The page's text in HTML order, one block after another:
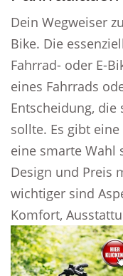
Dein Wegweiser
Bike. Die
Fahrrad- oder E-
eines Fahrrads
Entscheidung,
sollte. Es gibt
eine smarte Wahl
Design und Preis
wichtiger sind
Komfort,